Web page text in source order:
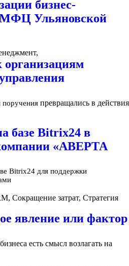
бизнес-
Ульяновской
организациям
поручения превращались в действия
базе Bitrix24 в
«АВЕРТА
Bitrix24 для поддержки
Сокращение затрат, Стратегия
явление или фактор
есть смысл возлагать на